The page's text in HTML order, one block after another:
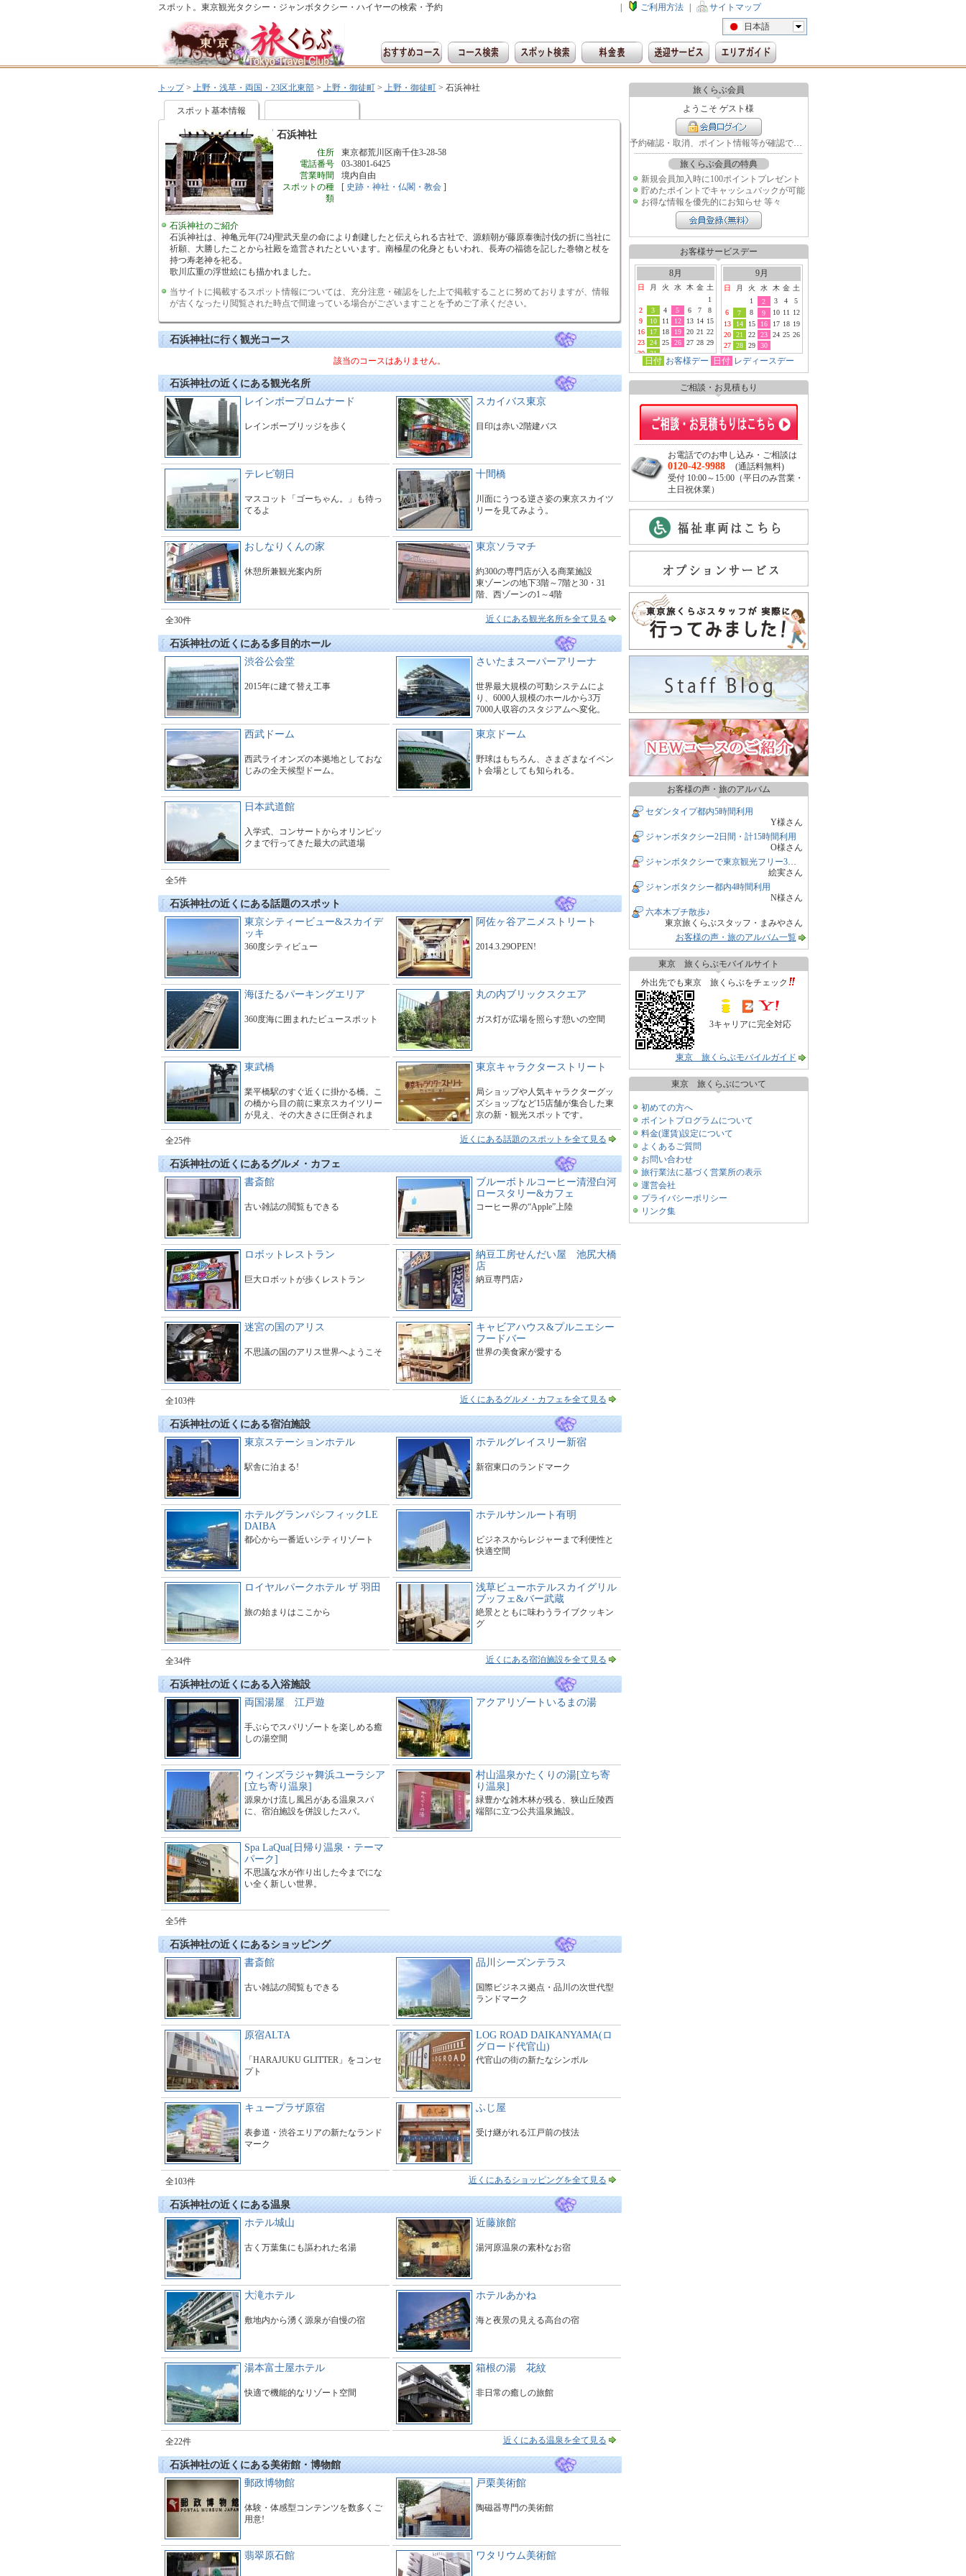
スポット。東京観光タクシー・ジャンボタクシー・ハイヤーの検索・予約 ご利用方法
サイトマップ
日本語
トップ> 上野・浅草・両国・23区北東部> 上野・御徒町> 上野・御徒町> 石浜神社
スポット基本情報
石浜神社
住所
東京都荒川区南千住3-28-58
電話番号
03-3801-6425
営業時間
境内自由
スポットの種
類
[ 史跡・神社・仏閣・教会]
石浜神社のご紹介
石浜神社は、神亀元年(724)聖武天皇の命により創建したと伝えられる古社で、源頼朝が藤原泰衡討伐の折に当社に
祈願、大勝したことから社殿を造営されたといいます。南極星の化身ともいわれ、長寿の福徳を記した巻物と杖を
持つ寿老神を祀る。
歌川広重の浮世絵にも描かれました。
当サイトに掲載するスポット情報については、充分注意・確認をした上で掲載することに努めておりますが、情報
が古くなったり閲覧された時点で間違っている場合がございますことを予めご了承ください。
石浜神社に行く観光コース
該当のコースはありません。
石浜神社の近くにある観光名所
レインボープロムナード
レインボーブリッジを歩く
スカイバス東京
目印は赤い2階建バス
テレビ朝日
マスコット「ゴーちゃん。」も待っ
てるよ
十間橋
川面にうつる逆さ姿の東京スカイツ
リーを見てみよう。
おしなりくんの家
休憩所兼観光案内所
東京ソラマチ
約300の専門店が入る商業施設
東ゾーンの地下3階～7階と30・31
階、西ゾーンの1～4階
設。
全30件 近くにある観光名所を全て見る
石浜神社の近くにある多目的ホール
渋谷公会堂
2015年に建て替え工事
さいたまスーパーアリーナ
世界最大規模の可動システムによ
り、6000人規模のホールから3万
7000人収容のスタジアムへ変化。
西武ドーム
西武ライオンズの本拠地としておな
じみの全天候型ドーム。
東京ドーム
野球はもちろん、さまざまなイベン
ト会場としても知られる。
日本武道館
入学式、コンサートからオリンピッ
クまで行ってきた最大の武道場
全5件
石浜神社の近くにある話題のスポット
東京シティービュー&スカイデ
ッキ
360度シティビュー
阿佐ヶ谷アニメストリート
2014.3.29OPEN!
海ほたるパーキングエリア
360度海に囲まれたビュースポット
丸の内ブリックスクエア
ガス灯が広場を照らす憩いの空間
東武橋
業平橋駅のすぐ近くに掛かる橋。こ
の橋から目の前に東京スカイツリー
が見え、その大きさに圧倒されま
東京キャラクターストリート
局ショップや人気キャラクターグッ
ズショップなど15店舗が集合した東
京の新・観光スポットです。
全25件 近くにある話題のスポットを全て見る
石浜神社の近くにあるグルメ・カフェ
書斎館
古い雑誌の閲覧もできる
ブルーボトルコーヒー清澄白河
ロースタリー&カフェ
コーヒー界の“Apple”上陸
ロボットレストラン
巨大ロボットが歩くレストラン
納豆工房せんだい屋 池尻大橋
店
納豆専門店♪
迷宮の国のアリス
不思議の国のアリス世界へようこそ
キャビアハウス&プルニエシー
フードバー
世界の美食家が愛する
全103件 近くにあるグルメ・カフェを全て見る
石浜神社の近くにある宿泊施設
東京ステーションホテル
駅舎に泊まる!
ホテルグレイスリー新宿
新宿東口のランドマーク
ホテルグランパシフィックLE
DAIBA
都心から一番近いシティリゾート
ホテルサンルート有明
ビジネスからレジャーまで利便性と
快適空間
ロイヤルパークホテル ザ 羽田
旅の始まりはここから
浅草ビューホテルスカイグリル
ブッフェ&バー武蔵
絶景とともに味わうライブクッキン
グ
全34件 近くにある宿泊施設を全て見る
石浜神社の近くにある入浴施設
両国湯屋 江戸遊
手ぶらでスパリゾートを楽しめる癒
しの湯空間
アクアリゾートいるまの湯
ウィンズラジャ舞浜ユーラシア
[立ち寄り温泉]
源泉かけ流し風呂がある温泉スパ
に、宿泊施設を併設したスパ。
村山温泉かたくりの湯[立ち寄
り温泉]
緑豊かな雑木林が残る、狭山丘陵西
端部に立つ公共温泉施設。
Spa LaQua[日帰り温泉・テーマ
パーク]
不思議な水が作り出した今までにな
い全く新しい世界。
全5件
石浜神社の近くにあるショッピング
書斎館
古い雑誌の閲覧もできる
品川シーズンテラス
国際ビジネス拠点・品川の次世代型
ランドマーク
原宿ALTA
「HARAJUKU GLITTER」をコンセ
プト
LOG ROAD DAIKANYAMA(ロ
グロード代官山)
代官山の街の新たなシンボル
キュープラザ原宿
表参道・渋谷エリアの新たなランド
マーク
ふじ屋
受け継がれる江戸前の技法
全103件 近くにあるショッピングを全て見る
石浜神社の近くにある温泉
ホテル城山
古く万葉集にも謳われた名湯
近藤旅館
湯河原温泉の素朴なお宿
大滝ホテル
敷地内から湧く源泉が自慢の宿
ホテルあかね
海と夜景の見える高台の宿
湯本富士屋ホテル
快適で機能的なリゾート空間
箱根の湯 花紋
非日常の癒しの旅館
全22件 近くにある温泉を全て見る
石浜神社の近くにある美術館・博物館
郵政博物館
体験・体感型コンテンツを数多くご
用意!
戸栗美術館
陶磁器専門の美術館
翡翠原石館 ワタリウム美術館
旅くらぶ会員
ようこそ ゲスト様
予約確認・取消、ポイント情報等が確認できます
旅くらぶ会員の特典
新規会員加入時に100ポイントプレゼント
貯めたポイントでキャッシュバックが可能
お得な情報を優先的にお知らせ 等々
お客様サービスデー
8月
日 月 火 水 木 金 土
1
2
3 4 5 6 7
8
9
10 11 12 13 14 15
16
17 18 19 20 21 22
23
24 25 26 27 28 29
30
31
9月
日 月 火 水 木 金 土
1
2 3 4
5
6
7 8 9 10 11
12
13
14 15 16 17 18 19
20
21 22 23 24 25 26
27
28 29 30
日付 お客様デー 日付 レディースデー
ご相談・お見積もり
お電話でのお申し込み・ご相談は
0120-42-9988 (通話料無料)
受付 10:00～15:00（平日のみ営業・
土日祝休業）
お客様の声・旅のアルバム
セダンタイプ都内5時間利用
Y様さん
ジャンボタクシー2日間・計15時間利用
O様さん
ジャンボタクシーで東京観光フリー3時間
絵実さん
ジャンボタクシー都内4時間利用
N様さん
六本木プチ散歩♪
東京旅くらぶスタッフ・まみやさん
お客様の声・旅のアルバム一覧
東京 旅くらぶモバイルサイト
外出先でも東京 旅くらぶをチェック
3キャリアに完全対応
東京 旅くらぶモバイルガイド
東京 旅くらぶについて
初めての方へ
ポイントプログラムについて
料金(運賃)設定について
よくあるご質問
お問い合わせ
旅行業法に基づく営業所の表示
運営会社
プライバシーポリシー
リンク集